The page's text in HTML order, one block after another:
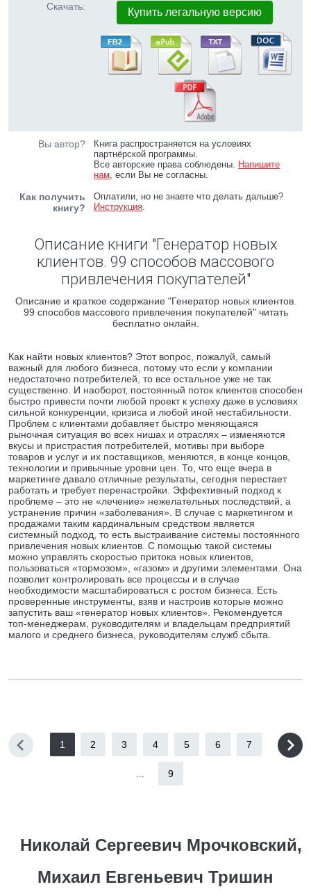
Скачать: Купить легальную версию
Вы автор?
Книга распространяется на условиях
партнёрской программы.
Все авторские права соблюдены. Напишите
нам, если Вы не согласны.
Как получить
книгу?
Оплатили, но не знаете что делать дальше?
Инструкция.
Описание книги "Генератор новых
клиентов. 99 способов массового
привлечения покупателей"
Описание и краткое содержание "Генератор новых клиентов.
99 способов массового привлечения покупателей" читать
бесплатно онлайн.
Как найти новых клиентов? Этот вопрос, пожалуй, самый
важный для любого бизнеса, потому что если у компании
недостаточно потребителей, то все остальное уже не так
существенно. И наоборот, постоянный поток клиентов способен
быстро привести почти любой проект к успеху даже в условиях
сильной конкуренции, кризиса и любой иной нестабильности.
Проблем с клиентами добавляет быстро меняющаяся
рыночная ситуация во всех нишах и отраслях – изменяются
вкусы и пристрастия потребителей, мотивы при выборе
товаров и услуг и их поставщиков, меняются, в конце концов,
технологии и привычные уровни цен. То, что еще вчера в
маркетинге давало отличные результаты, сегодня перестает
работать и требует перенастройки. Эффективный подход к
проблеме – это не «лечение» нежелательных последствий, а
устранение причин «заболевания». В случае с маркетингом и
продажами таким кардинальным средством является
системный подход, то есть выстраивание системы постоянного
привлечения новых клиентов. С помощью такой системы
можно управлять скоростью притока новых клиентов,
пользоваться «тормозом», «газом» и другими элементами. Она
позволит контролировать все процессы и в случае
необходимости масштабироваться с ростом бизнеса. Есть
проверенные инструменты, взяв и настроив которые можно
запустить ваш «генератор новых клиентов». Рекомендуется
топ-менеджерам, руководителям и владельцам предприятий
малого и среднего бизнеса, руководителям служб сбыта.
1 2 3 4 5 6 7
9
Николай Сергеевич Мрочковский,
Михаил Евгеньевич Тришин